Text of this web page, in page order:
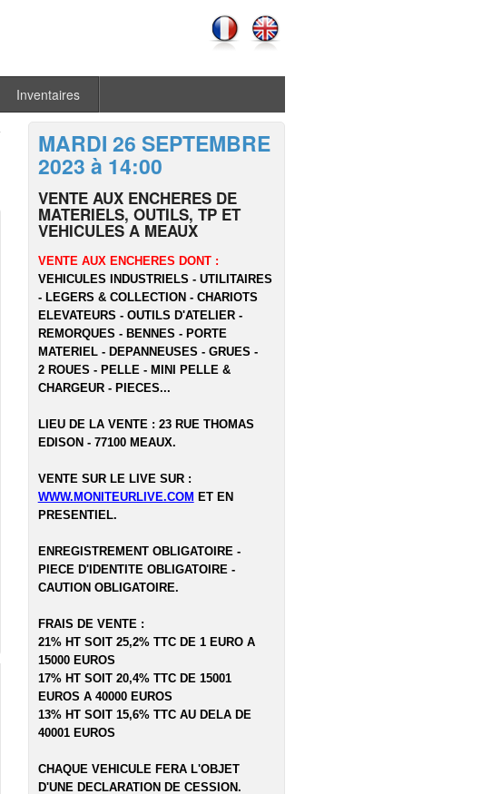
Inventaires
MARDI 26 SEPTEMBRE
2023 à 14:00
VENTE AUX ENCHERES DE
MATERIELS, OUTILS, TP ET
VEHICULES A MEAUX
VENTE AUX ENCHERES DONT :
VEHICULES INDUSTRIELS - UTILITAIRES
- LEGERS & COLLECTION - CHARIOTS
ELEVATEURS - OUTILS D'ATELIER -
REMORQUES - BENNES - PORTE
MATERIEL - DEPANNEUSES - GRUES -
2 ROUES - PELLE - MINI PELLE &
CHARGEUR - PIECES...
LIEU DE LA VENTE : 23 RUE THOMAS
EDISON - 77100 MEAUX.
VENTE SUR LE LIVE SUR :
WWW.MONITEURLIVE.COM ET EN
PRESENTIEL.
ENREGISTREMENT OBLIGATOIRE -
PIECE D'IDENTITE OBLIGATOIRE -
CAUTION OBLIGATOIRE.
FRAIS DE VENTE :
21% HT SOIT 25,2% TTC DE 1 EURO A
15000 EUROS
17% HT SOIT 20,4% TTC DE 15001
EUROS A 40000 EUROS
13% HT SOIT 15,6% TTC AU DELA DE
40001 EUROS
CHAQUE VEHICULE FERA L'OBJET
D'UNE DECLARATION DE CESSION.